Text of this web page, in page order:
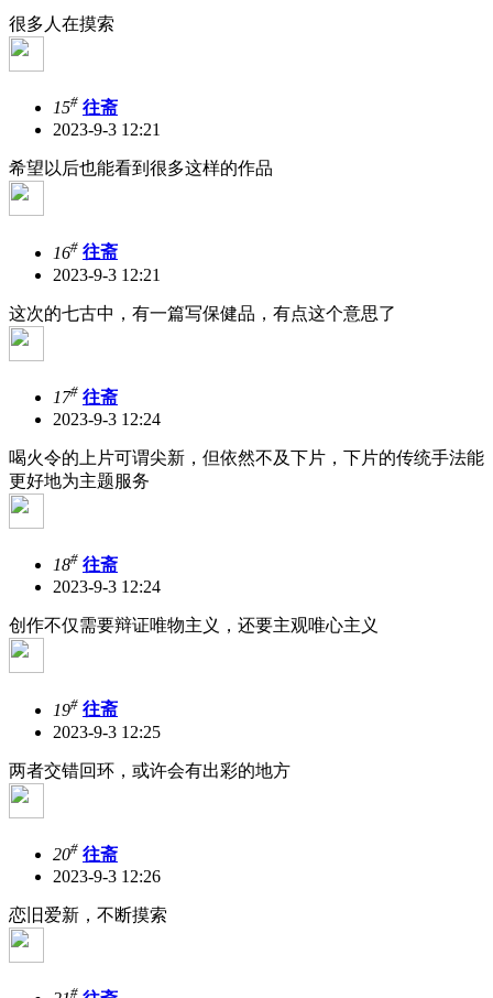
很多人在摸索
15# 往斋
2023-9-3 12:21
希望以后也能看到很多这样的作品
16# 往斋
2023-9-3 12:21
这次的七古中，有一篇写保健品，有点这个意思了
17# 往斋
2023-9-3 12:24
喝火令的上片可谓尖新，但依然不及下片，下片的传统手法能
更好地为主题服务
18# 往斋
2023-9-3 12:24
创作不仅需要辩证唯物主义，还要主观唯心主义
19# 往斋
2023-9-3 12:25
两者交错回环，或许会有出彩的地方
20# 往斋
2023-9-3 12:26
恋旧爱新，不断摸索
#